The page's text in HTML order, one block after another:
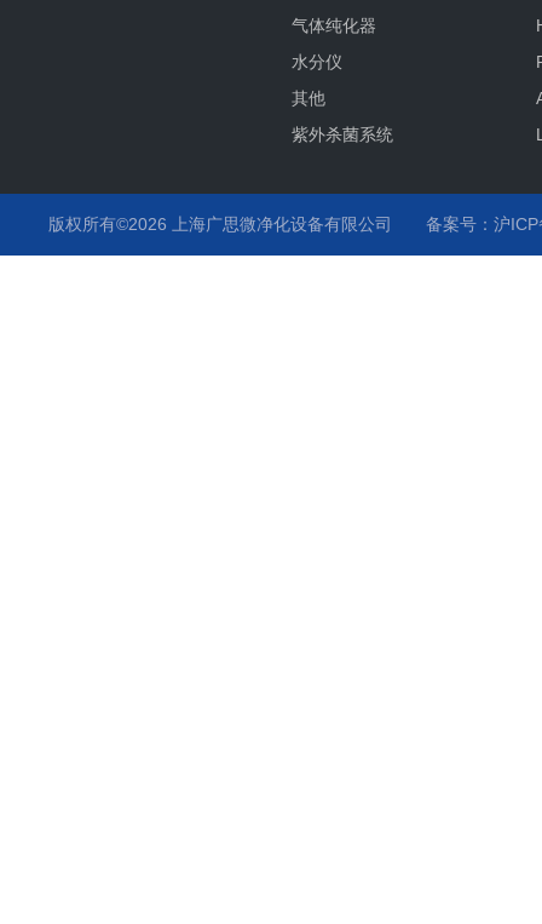
气体纯化器
水分仪
其他
紫外杀菌系统
版权所有©2026 上海广思微净化设备有限公司 备案号：沪